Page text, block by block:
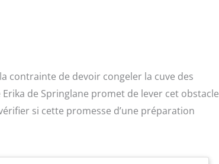
contrainte de devoir congeler la cuve des
de Springlane promet de lever cet obstacle
si cette promesse d’une préparation